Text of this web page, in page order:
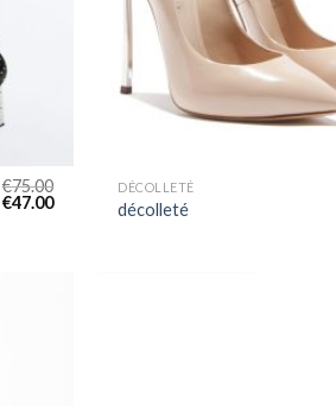
€75.00
€47.00
DÉCOLLETÉ
décolleté